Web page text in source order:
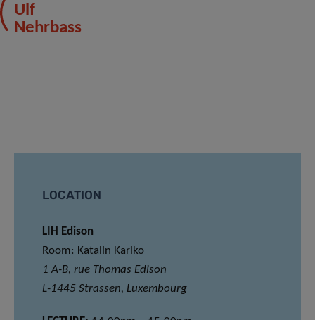
Ulf
Nehrbass
LOCATION
LIH Edison
Room: Katalin Kariko
1 A-B, rue Thomas Edison
L-1445 Strassen, Luxembourg